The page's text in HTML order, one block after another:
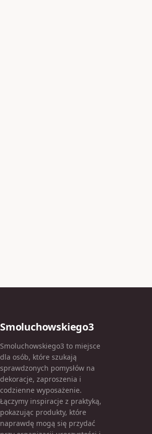
Smoluchowskiego3
Smoluchowskiego3 to miejsce
dla osób, które szukają
sprawdzonych pomysłów na
dekoracje, zaproszenia i
codzienne wyposażenie.
Łączymy inspiracje z praktyką,
pokazując produkty, które
naprawdę mogą się przydać